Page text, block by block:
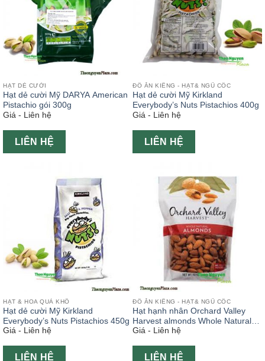
HẠT DẺ CƯỜI
Hạt dẻ cười Mỹ DARYA American
Pistachio gói 300g
Giá - Liên hệ
LIÊN HỆ
ĐỒ ĂN KIÊNG - HẠT& NGŨ CỐC
Hạt dẻ cười Mỹ Kirkland
Everybody’s Nuts Pistachios 400g
Giá - Liên hệ
LIÊN HỆ
HẠT & HOA QUẢ KHÔ
Hạt dẻ cười Mỹ Kirkland
Everybody’s Nuts Pistachios 450g
Giá - Liên hệ
LIÊN HỆ
ĐỒ ĂN KIÊNG - HẠT& NGŨ CỐC
Hạt hạnh nhân Orchard Valley
Harvest almonds Whole Natural
450g
Giá - Liên hệ
LIÊN HỆ